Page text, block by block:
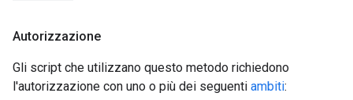
Autorizzazione
Gli script che utilizzano questo metodo richiedono
l'autorizzazione con uno o più dei seguenti ambiti: